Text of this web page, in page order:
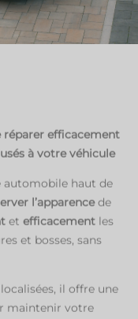
efficacement
à votre véhicule
automobile haut de
l’apparencede
et efficacement les
et bosses, sans
il offre une
maintenir votre